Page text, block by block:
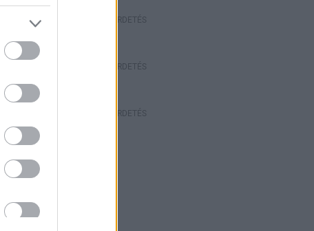
HIRDETÉS
HIRDETÉS
HIRDETÉS